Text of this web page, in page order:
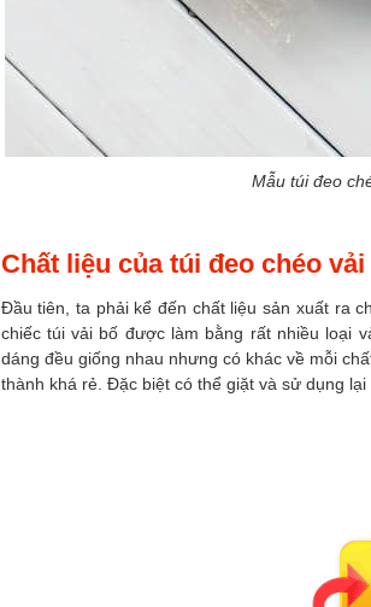
Mẫu túi đeo
Chất liệu của túi đeo chéo vải
Đầu tiên, ta phải kể đến chất liệu sản xuất ra
chiếc túi vải bố được làm bằng rất nhiều loại
dáng đều giống nhau nhưng có khác về mỗi
thành khá rẻ. Đặc biệt có thể giặt và sử dụng